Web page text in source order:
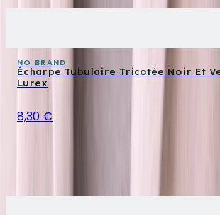
NO BRAND
Écharpe Tubulaire Tricotée Noir Et
Lurex
8,30 €